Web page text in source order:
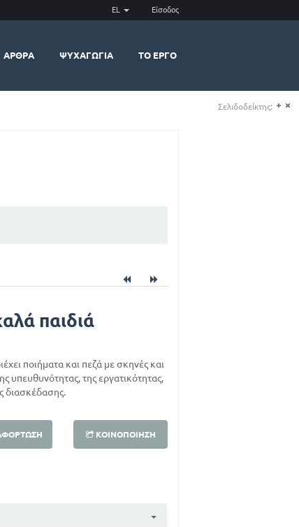
EL Είσοδος
ΆΡΘΡΑ ΨΥΧΑΓΩΓΊΑ ΤΟ ΈΡΓΟ
παιδιά
ποιήματα και πεζά με σκηνές και
υπευθυνότητας, της εργατικότητας,
διασκέδασης.
ΚΟΙΝΟΠΟΊΗΣΗ
Σελιδοδείκτης: